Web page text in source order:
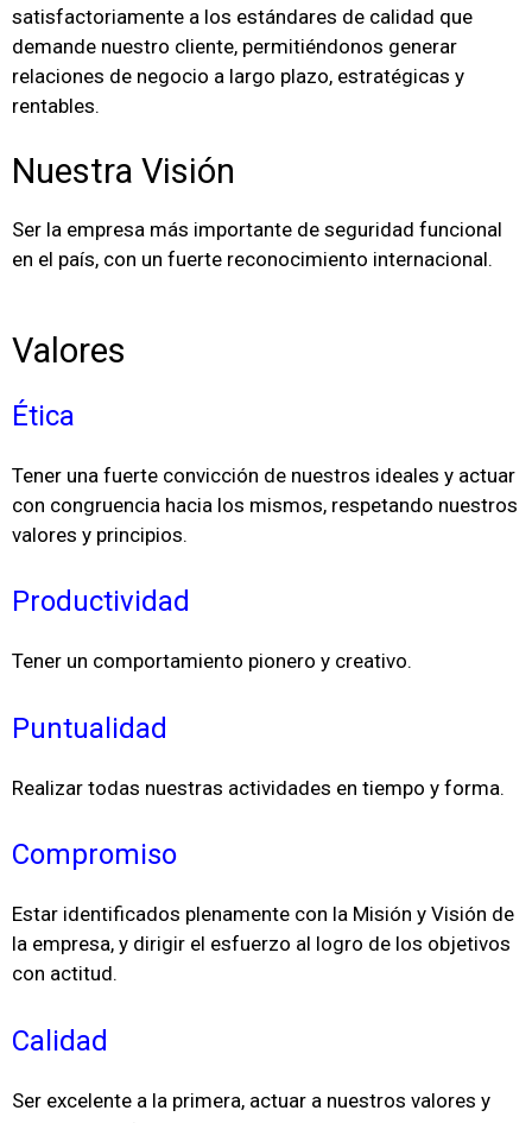
satisfactoriamente a los estándares de calidad que
demande nuestro cliente, permitiéndonos generar
relaciones de negocio a largo plazo, estratégicas y
rentables.
Nuestra Visión
Ser la empresa más importante de seguridad funcional
en el país, con un fuerte reconocimiento internacional.
Valores
Ética
Tener una fuerte convicción de nuestros ideales y actuar
con congruencia hacia los mismos, respetando nuestros
valores y principios.
Productividad
Tener un comportamiento pionero y creativo.
Puntualidad
Realizar todas nuestras actividades en tiempo y forma.
Compromiso
Estar identificados plenamente con la Misión y Visión de
la empresa, y dirigir el esfuerzo al logro de los objetivos
con actitud.
Calidad
Ser excelente a la primera, actuar a nuestros valores y